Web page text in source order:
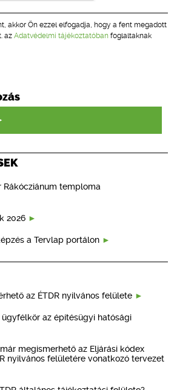
akkor Ön ezzel elfogadja, hogy a fent megadott
az Adatvédelmi tájékoztatóban foglaltaknak
Rákócziánum temploma
2026
a Tervlap portálon
az ÉTDR nyilvános felülete
az építésügyi hatósági
megismerhető az Eljárási kódex
nyilvános felületére vonatkozó tervezet